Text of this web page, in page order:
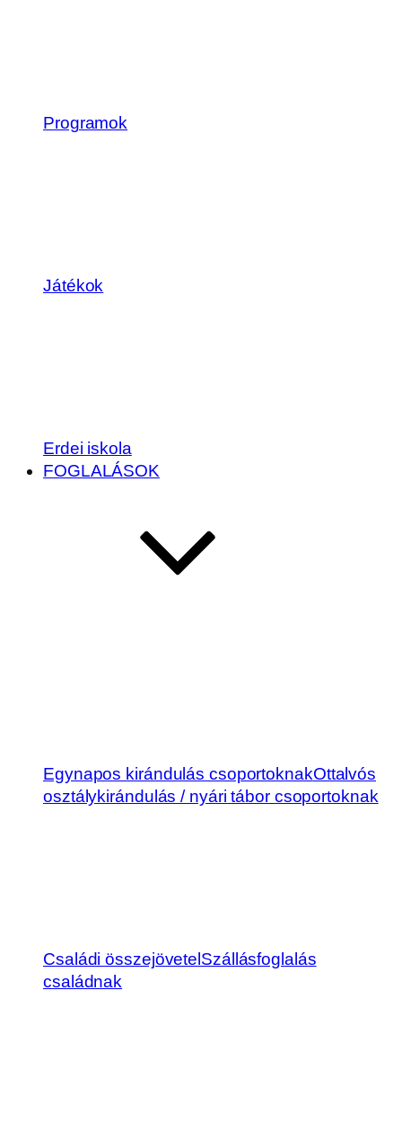
Programok
Játékok
Erdei iskola
FOGLALÁSOK
Egynapos kirándulás csoportoknakOttalvós
osztálykirándulás / nyári tábor csoportoknak
Családi összejövetelSzállásfoglalás
családnak